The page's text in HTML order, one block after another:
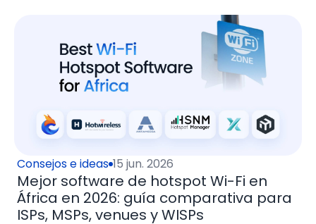
Consejos e ideas 15 jun. 2026
Mejor software de hotspot Wi-Fi en
África en 2026: guía comparativa para
ISPs, MSPs, venues y WISPs